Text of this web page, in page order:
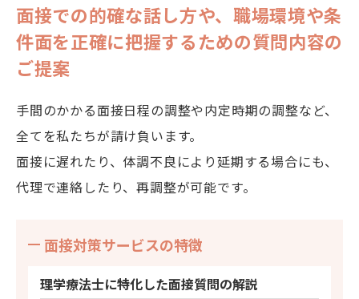
面接での的確な話し方や、職場環境や条
件面を正確に把握するための質問内容の
ご提案
手間のかかる面接日程の調整や内定時期の調整など、
全てを私たちが請け負います。
面接に遅れたり、体調不良により延期する場合にも、
代理で連絡したり、再調整が可能です。
面接対策サービスの特徴
理学療法士に特化した面接質問の解説